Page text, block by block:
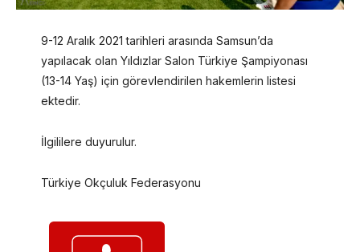
9-12 Aralık 2021 tarihleri arasında Samsun’da
yapılacak olan Yıldızlar Salon Türkiye Şampiyonası
(13-14 Yaş) için görevlendirilen hakemlerin listesi
ektedir.
İlgililere duyurulur.
Türkiye Okçuluk Federasyonu